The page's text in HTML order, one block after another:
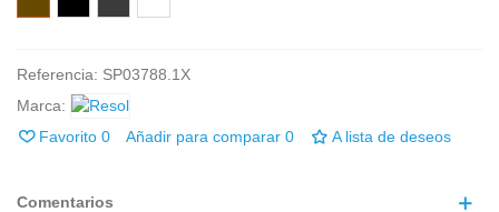
oscuro
Referencia: SP03788.1X
Marca:
Favorito 0 Añadir para comparar 0 A lista de deseos
Comentarios